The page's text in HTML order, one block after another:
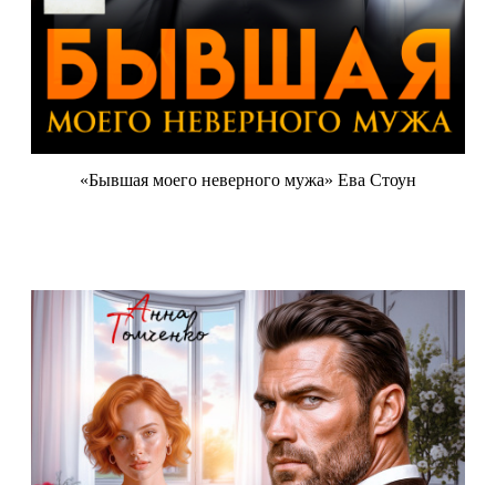
«Бывшая моего неверного мужа» Ева Стоун